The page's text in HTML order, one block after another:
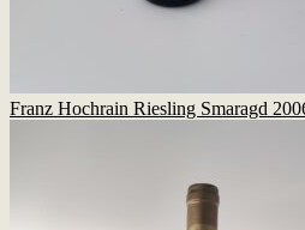
Franz Hochrain Riesling Smaragd